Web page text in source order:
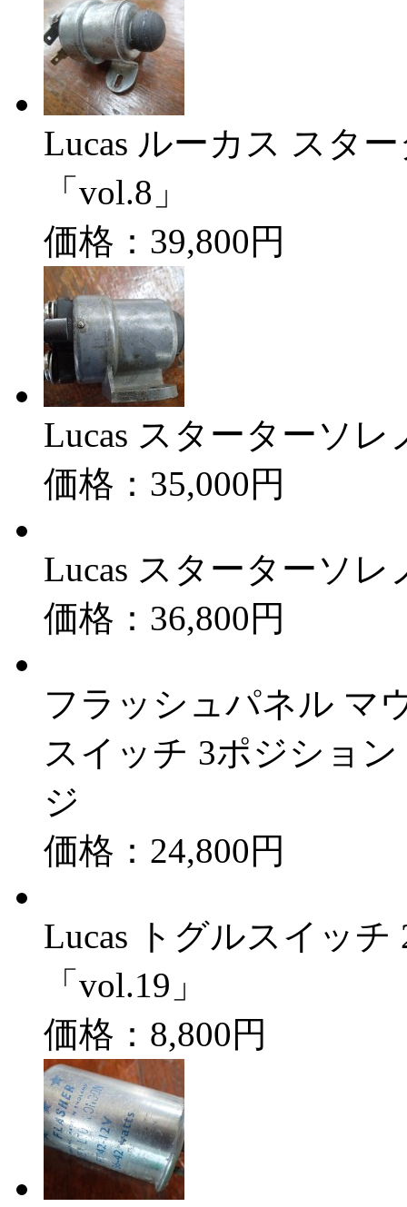
Lucas ルーカス スタ
「vol.8」
価格：39,800円
Lucas スターターソレ
価格：35,000円
Lucas スターターソ
価格：36,800円
フラッシュパネル マ
スイッチ 3ポジショ
ジ
価格：24,800円
Lucas トグルスイッ
「vol.19」
価格：8,800円